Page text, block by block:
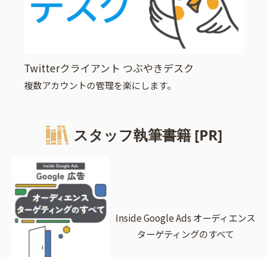
Twitterクライアント つぶやきデスク
複数アカウントの管理を楽にします。
スタッフ執筆書籍 [PR]
Inside Google Ads オーディエンス
ターゲティングのすべて